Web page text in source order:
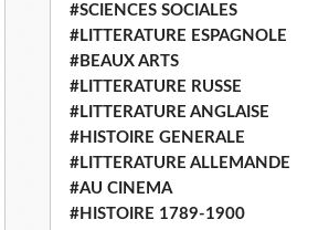
#SCIENCES SOCIALES
#LITTERATURE ESPAGNOLE
#BEAUX ARTS
#LITTERATURE RUSSE
#LITTERATURE ANGLAISE
#HISTOIRE GENERALE
#LITTERATURE ALLEMANDE
#AU CINEMA
#HISTOIRE 1789-1900